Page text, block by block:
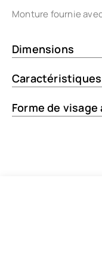
Monture fournie
Dimensions
Caractéristiques
Forme de visage